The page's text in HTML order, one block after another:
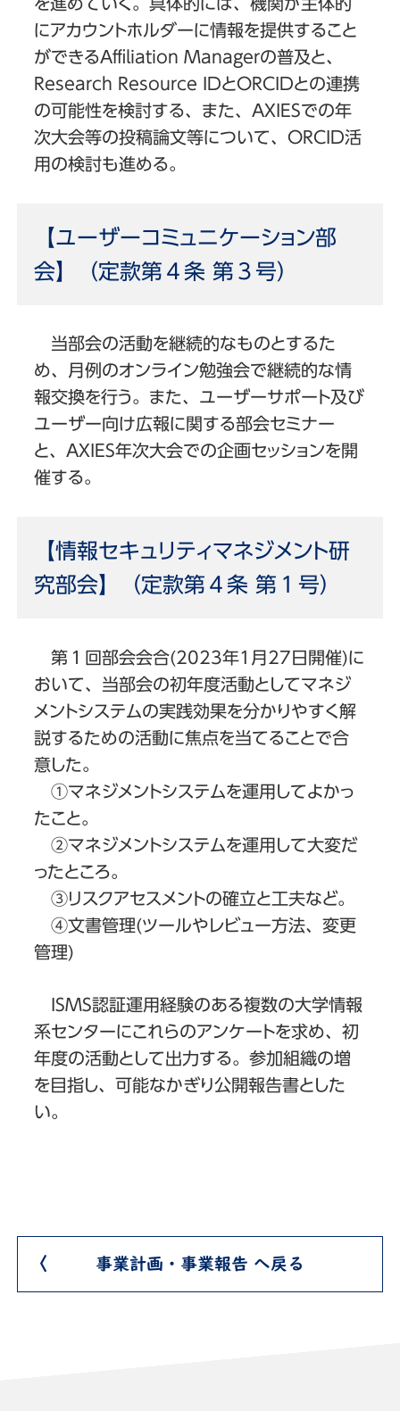
にアカウントホルダーに情報を提供すること
ができるAffiliation Managerの普及と、
Research Resource IDとORCIDとの連携
の可能性を検討する、また、AXIESでの年
次大会等の投稿論文等について、ORCID活
用の検討も進める。
【ユーザーコミュニケーション部
会】（定款第４条 第３号）
当部会の活動を継続的なものとするた
め、月例のオンライン勉強会で継続的な情
報交換を行う。また、ユーザーサポート及び
ユーザー向け広報に関する部会セミナー
と、AXIES年次大会での企画セッションを開
催する。
【情報セキュリティマネジメント研
究部会】（定款第４条 第１号）
第１回部会会合(2023年1月27日開催)に
おいて、当部会の初年度活動としてマネジ
メントシステムの実践効果を分かりやすく解
説するための活動に焦点を当てることで合
意した。
①マネジメントシステムを運用してよかっ
たこと。
②マネジメントシステムを運用して大変だ
ったところ。
③リスクアセスメントの確立と工夫など。
④文書管理(ツールやレビュー方法、変更
管理)
ISMS認証運用経験のある複数の大学情報
系センターにこれらのアンケートを求め、初
年度の活動として出力する。参加組織の増
を目指し、可能なかぎり公開報告書とした
い。
事業計画・事業報告 へ戻る